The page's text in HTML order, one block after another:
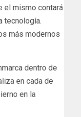
el mismo contará
tecnología.
más modernos
dentro de
en cada de
en la